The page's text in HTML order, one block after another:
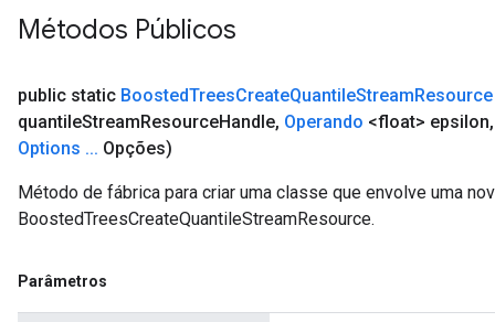
Métodos Públicos
public static BoostedTreesCreateQuantileStreamResource
quantileStreamResourceHandle, Operando <float> epsilon,
Options ... Opções)
Método de fábrica para criar uma classe que envolve uma
BoostedTreesCreateQuantileStreamResource.
Parâmetros